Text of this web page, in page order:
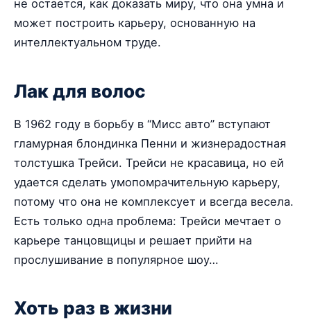
не остается, как доказать миру, что она умна и
может построить карьеру, основанную на
интеллектуальном труде.
Лак для волос
В 1962 году в борьбу в “Мисс авто” вступают
гламурная блондинка Пенни и жизнерадостная
толстушка Трейси. Трейси не красавица, но ей
удается сделать умопомрачительную карьеру,
потому что она не комплексует и всегда весела.
Есть только одна проблема: Трейси мечтает о
карьере танцовщицы и решает прийти на
прослушивание в популярное шоу…
Хоть раз в жизни